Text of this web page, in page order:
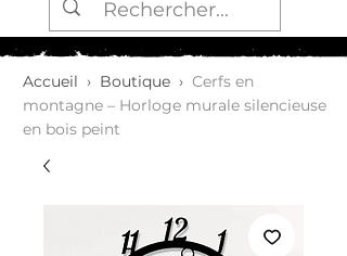
Accueil › Boutique › Cerfs en
montagne – Horloge murale silencieuse
en bois peint